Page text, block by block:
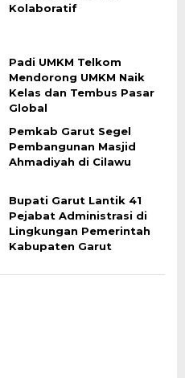
Kolaboratif
Padi UMKM Telkom
Mendorong UMKM Naik
Kelas dan Tembus Pasar
Global
Pemkab Garut Segel
Pembangunan Masjid
Ahmadiyah di Cilawu
Bupati Garut Lantik 41
Pejabat Administrasi di
Lingkungan Pemerintah
Kabupaten Garut